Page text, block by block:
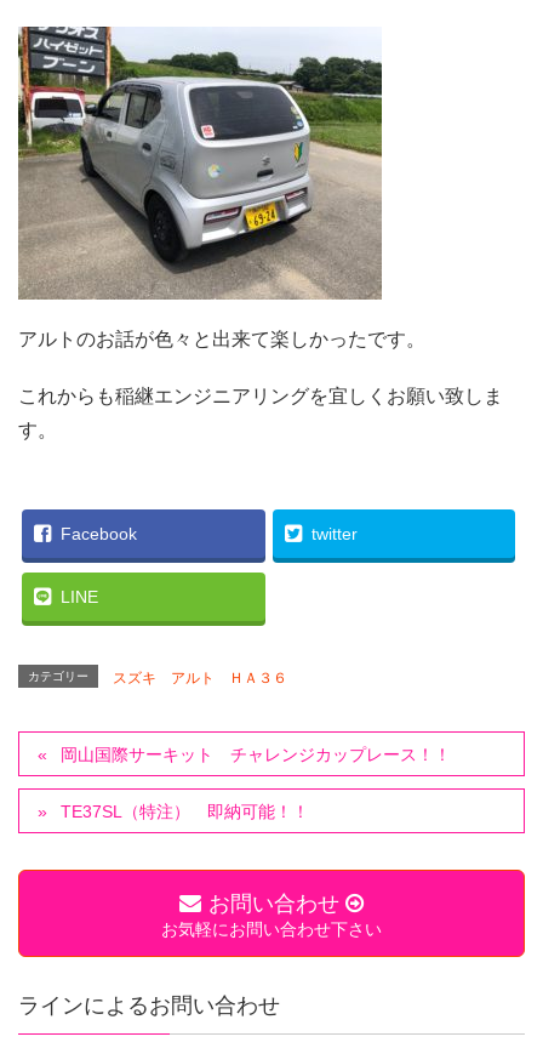
アルトのお話が色々と出来て楽しかったです。
これからも稲継エンジニアリングを宜しくお願い致しま
す。
Facebook twitter
LINE
カテゴリー スズキ アルト ＨＡ３６
岡山国際サーキット チャレンジカップレース！！
TE37SL（特注） 即納可能！！
お問い合わせ
お気軽にお問い合わせ下さい
ラインによるお問い合わせ